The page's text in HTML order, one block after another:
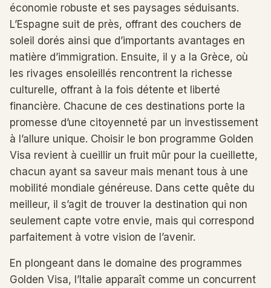
économie robuste et ses paysages séduisants.
L’Espagne suit de près, offrant des couchers de
soleil dorés ainsi que d’importants avantages en
matière d’immigration. Ensuite, il y a la Grèce, où
les rivages ensoleillés rencontrent la richesse
culturelle, offrant à la fois détente et liberté
financière. Chacune de ces destinations porte la
promesse d’une citoyenneté par un investissement
à l’allure unique. Choisir le bon programme Golden
Visa revient à cueillir un fruit mûr pour la cueillette,
chacun ayant sa saveur mais menant tous à une
mobilité mondiale généreuse. Dans cette quête du
meilleur, il s’agit de trouver la destination qui non
seulement capte votre envie, mais qui correspond
parfaitement à votre vision de l’avenir.
En plongeant dans le domaine des programmes
Golden Visa, l’Italie apparaît comme un concurrent